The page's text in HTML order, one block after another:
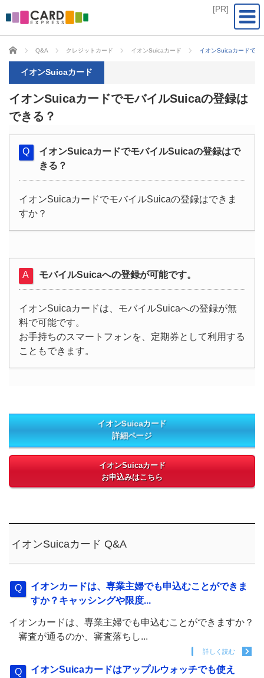
CARD EXPRESS
Q&A クレジットカード イオンSuicaカード イオンSuicaカードで
イオンSuicaカード
イオンSuicaカードでモバイルSuicaの登録は
できる？
イオンSuicaカードでモバイルSuicaの登録はで
きる？
イオンSuicaカードでモバイルSuicaの登録はできま
すか？
モバイルSuicaへの登録が可能です。
イオンSuicaカードは、モバイルSuicaへの登録が無
料で可能です。
お手持ちのスマートフォンを、定期券として利用する
こともできます。
イオンSuicaカード
詳細ページ
イオンSuicaカード
お申込みはこちら
イオンSuicaカード Q&A
イオンカードは、専業主婦でも申込むことができま
すか？キャッシングや限度...
イオンカードは、専業主婦でも申込むことができますか？
審査が通るのか、審査落ちし...
詳しく読む
イオンSuicaカードはアップルウォッチでも使え